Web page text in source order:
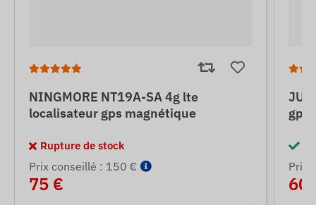
NINGMORE NT19A-SA 4g lte
localisateur gps magnétique
Rupture de stock
Prix ​​conseillé : 150 €
75 €
gps
Prix
60